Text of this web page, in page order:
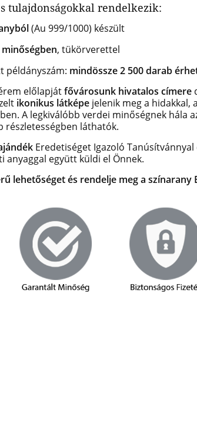
tulajdonságokkal rendelkezik:
(Au 999/1000) készült
, tükörverettel
példányszám: mindössze 2 500 darab
előlapjátfővárosunk hivatalos címere
ikonikus látképe jelenik meg a hidakkal,
A legkiválóbb verdei minőségnek hála
láthatók.
Eredetiséget Igazoló
együtt küldi el Önnek.
lehetőséget és rendelje meg a